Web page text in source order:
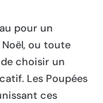
pour un
ou toute
choisir un
Les Poupées
ces